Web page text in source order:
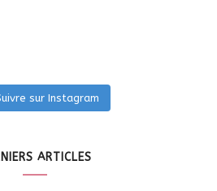
sur Instagram
ARTICLES